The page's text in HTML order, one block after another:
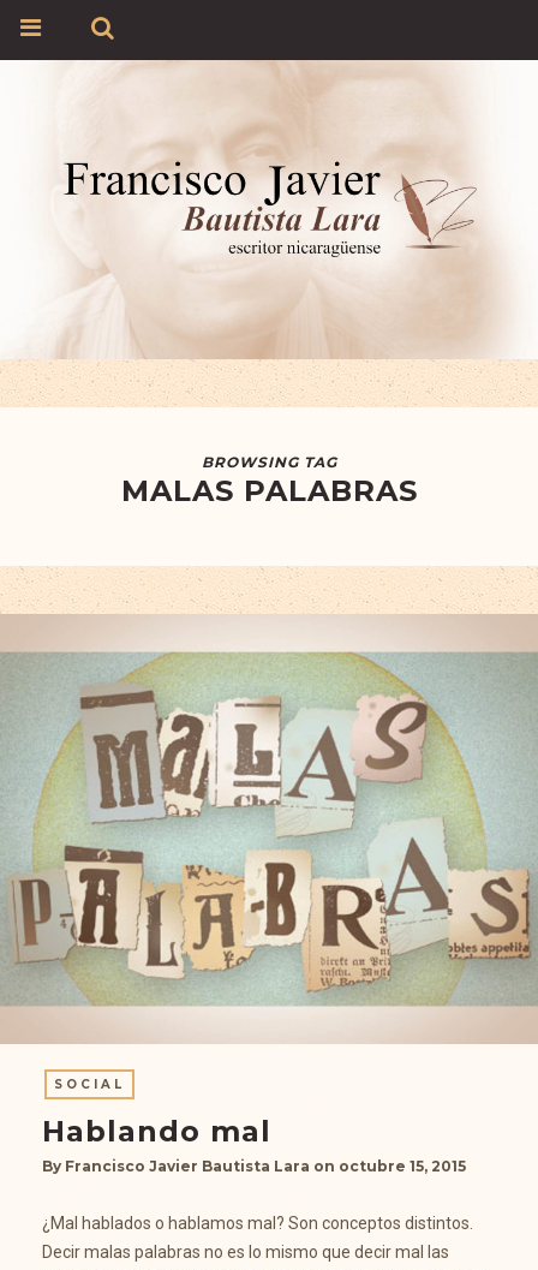
BROWSING TAG
MALAS PALABRAS
SOCIAL
Hablando mal
By Francisco Javier Bautista Lara on octubre 15, 2015
¿Mal hablados o hablamos mal? Son conceptos distintos.
Decir malas palabras no es lo mismo que decir mal las